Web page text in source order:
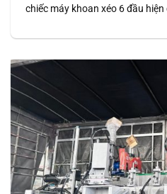
chiếc máy khoan xéo 6 đầu
khoan đa chiều, đáp ứng hiệu